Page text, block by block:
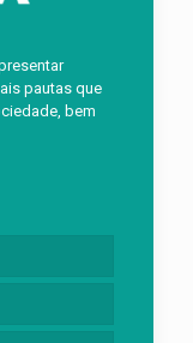
pautas que
bem